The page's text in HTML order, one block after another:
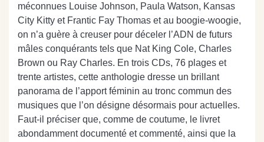
méconnues Louise Johnson, Paula Watson, Kansas
City Kitty et Frantic Fay Thomas et au boogie-woogie,
on n’a guère à creuser pour déceler l’ADN de futurs
mâles conquérants tels que Nat King Cole, Charles
Brown ou Ray Charles. En trois CDs, 76 plages et
trente artistes, cette anthologie dresse un brillant
panorama de l’apport féminin au tronc commun des
musiques que l’on désigne désormais pour actuelles.
Faut-il préciser que, comme de coutume, le livret
abondamment documenté et commenté, ainsi que la